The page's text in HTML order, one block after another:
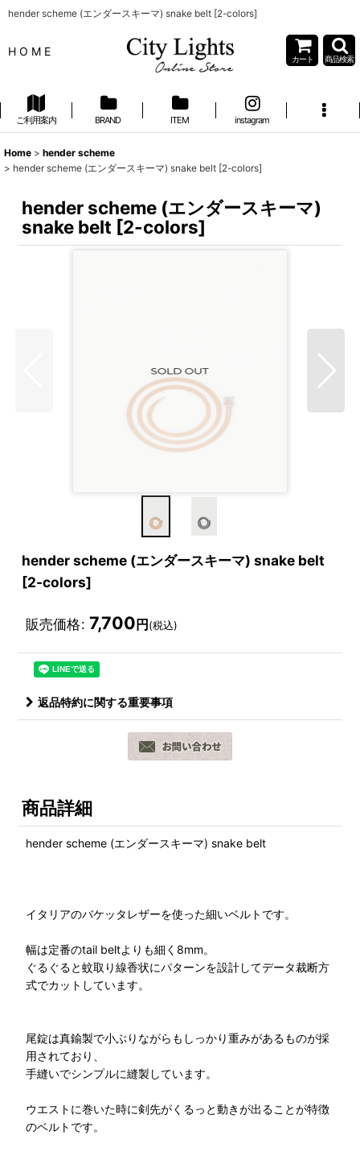
hender scheme (エンダースキーマ) snake belt [2-colors]
H O M E
カート 商品検索
ご利用案内 BRAND ITEM instagram
Home > hender scheme
> hender scheme (エンダースキーマ) snake belt [2-colors]
hender scheme (エンダースキーマ)
snake belt [2-colors]
hender scheme (エンダースキーマ) snake belt
[2-colors]
販売価格: 7,700 円 (税込)
返品特約に関する重要事項
商品詳細
hender scheme (エンダースキーマ) snake belt
イタリアのバケッタレザーを使った細いベルトです。
幅は定番のtail beltよりも細く8mm。
ぐるぐると蚊取り線香状にパターンを設計してデータ裁断方
式でカットしています。
尾錠は真鍮製で小ぶりながらもしっかり重みがあるものが採
用されており、
手縫いでシンプルに縫製しています。
ウエストに巻いた時に剣先がくるっと動きが出ることが特徴
のベルトです。